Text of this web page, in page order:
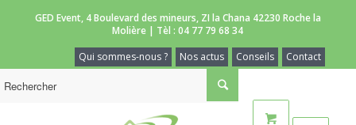
GED Event, 4 Boulevard des mineurs, ZI la Chana 42230 Roche la
Molière | Tèl :04 77 79 68 34
Contact
Conseils
Nos actus
Qui sommes-nous ?